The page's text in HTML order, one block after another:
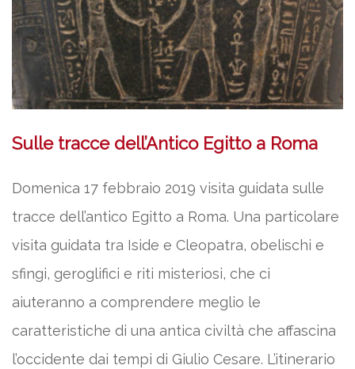
Sulle tracce dell’Antico Egitto a Roma
Domenica 17 febbraio 2019 visita guidata sulle
tracce dell’antico Egitto a Roma. Una particolare
visita guidata tra Iside e Cleopatra, obelischi e
sfingi, geroglifici e riti misteriosi, che ci
aiuteranno a comprendere meglio le
caratteristiche di una antica civiltà che affascina
l’occidente dai tempi di Giulio Cesare. L’itinerario